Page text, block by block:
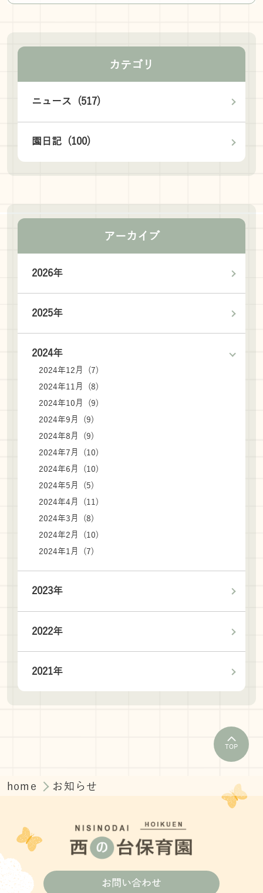
カテゴリ
ニュース (517)
園日記 (100)
アーカイブ
2026年
2025年
2024年
2024年12月 (7)
2024年11月 (8)
2024年10月 (9)
2024年9月 (9)
2024年8月 (9)
2024年7月 (10)
2024年6月 (10)
2024年5月 (5)
2024年4月 (11)
2024年3月 (8)
2024年2月 (10)
2024年1月 (7)
2023年
2022年
2021年
TOP
home お知らせ
お問い合わせ